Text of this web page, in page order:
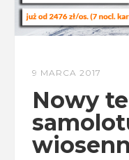
9 MARCA 2017
Nowy